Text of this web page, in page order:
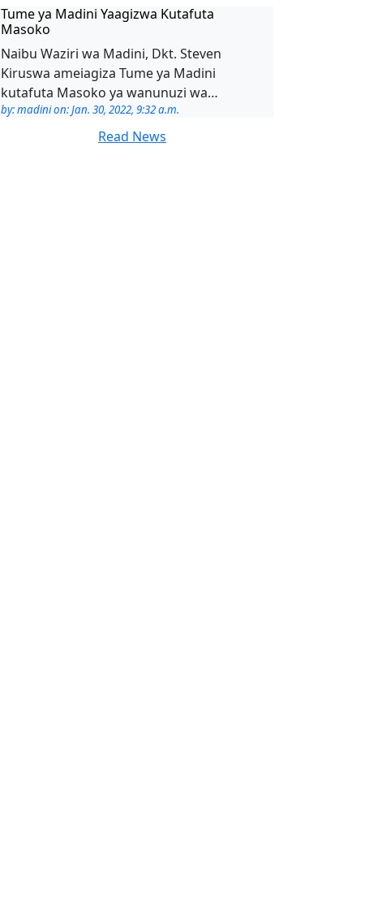
Tume ya Madini Yaagizwa Kutafuta
Masoko
Naibu Waziri wa Madini, Dkt. Steven
Kiruswa ameiagiza Tume ya Madini
kutafuta Masoko ya wanunuzi wa…
by: madini on: Jan. 30, 2022, 9:32 a.m.
Read News